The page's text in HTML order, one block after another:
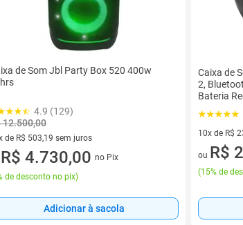
de Som Jbl Party Box 520 400w
4.9 (129)
12.500,00
de R$ 503,19 sem juros
vez de R$ 503,19 sem juros
R$ 4.730,00 no Pix
de desconto no pix)
Adicionar à sacola
Caixa de
2,
Bateria
10x de R$
10 vez de
ou R$
(15% de